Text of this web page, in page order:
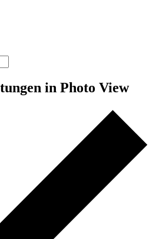
in Photo View